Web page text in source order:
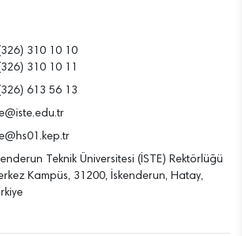
310 10 10
310 10 11
613 56 13
Teknik Üniversitesi (İSTE) Rektörlüğü
Kampüs, 31200, İskenderun, Hatay,